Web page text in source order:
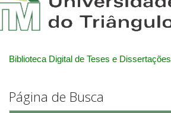
Biblioteca Digital de Teses e Dissertações
Página de Busca